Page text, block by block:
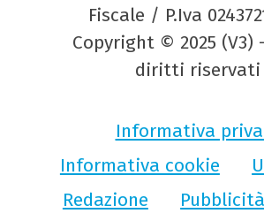
Fiscale / P.Iva
Copyright © 2025
diritti riservati
Informativa
Informativa cookie
Redazione